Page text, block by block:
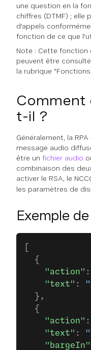
une question en la
chiffres (DTMF) ; elle
d'appels
fonction de ce que
Note : Cette fonction
peuvent être
la rubrique
Comment
t-il ?
Généralement, la
message audio
être un fichier audio
combinaison des
activer le RSA, le
les paramètres de
Exemple
  {
    "action"
:
    "text"
:
  },
  {
    "action"
:
    "text"
:
    "bargeIn"